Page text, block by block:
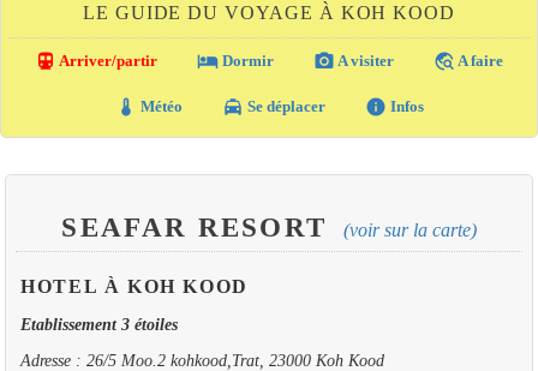
LE GUIDE DU VOYAGE À KOH KOOD
directions_transit Arriver/partir local_hotel Dormir photo_camera A visiter travel_explore A faire
thermostat Météo local_taxi Se déplacer info Infos
SEAFAR RESORT (voir sur la carte)
HOTEL À KOH KOOD
Etablissement 3 étoiles
Adresse : 26/5 Moo.2 kohkood,Trat, 23000 Koh Kood